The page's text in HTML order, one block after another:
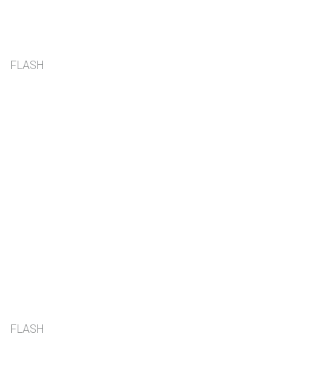
FLASH
FLASH